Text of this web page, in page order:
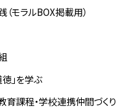
モラルBOX掲載用）
」を学ぶ
課程・学校連携仲間づくり